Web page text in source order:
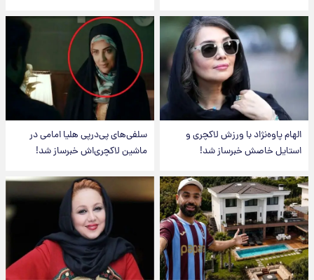
الهام پاوه‌نژاد با ورزش لاکچری و
استایل خاصش خبرساز شد!
سلفی‌های پی‌درپی هلیا امامی در
ماشین لاکچری‌اش خبرساز شد!